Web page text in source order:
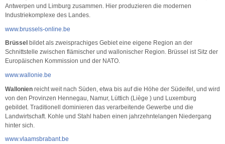
Antwerpen und Limburg zusammen. Hier produzieren die modernen
Industriekomplexe des Landes.
www.brussels-online.be
Brüssel bildet als zweisprachiges Gebiet eine eigene Region an der
Schnittstelle zwischen flämischer und wallonischer Region. Brüssel ist Sitz der
Europäischen Kommission und der NATO.
www.wallonie.be
Wallonien reicht weit nach Süden, etwa bis auf die Höhe der Südeifel, und wird
von den Provinzen Hennegau, Namur, Lüttich (Liège ) und Luxemburg
gebildet. Traditionell dominieren das verarbeitende Gewerbe und die
Landwirtschaft. Kohle und Stahl haben einen jahrzehntelangen Niedergang
hinter sich.
www.vlaamsbrabant.be